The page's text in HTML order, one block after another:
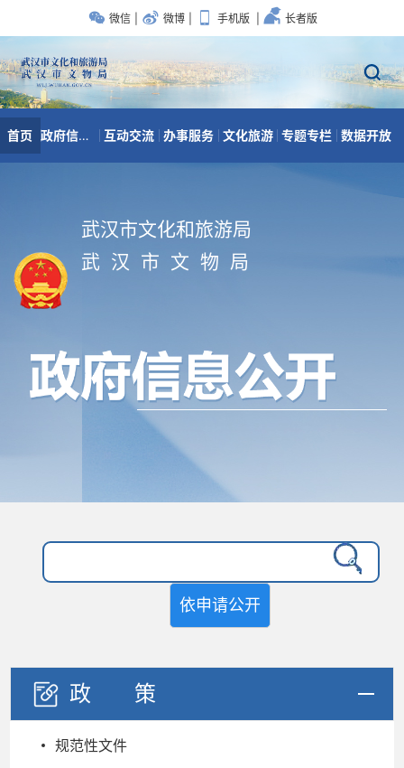
武汉市文化和旅游局
武 汉 市 文 物 局
依申请公开
政策
规范性文件